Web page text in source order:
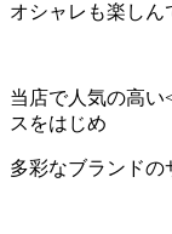
オシャレも楽しん
当店で人気の高
スをはじめ
多彩なブランドの